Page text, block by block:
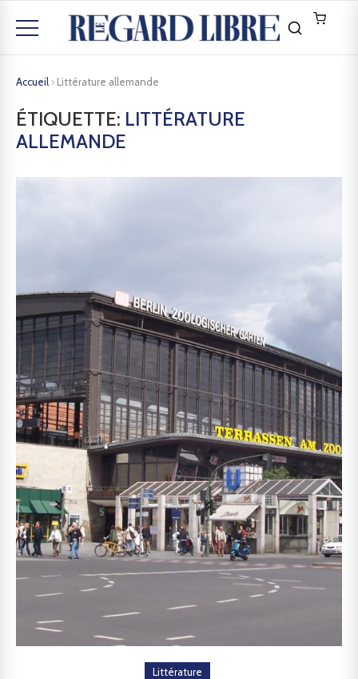
Accueil › Littérature allemande
ÉTIQUETTE: LITTÉRATURE
ALLEMANDE
Littérature